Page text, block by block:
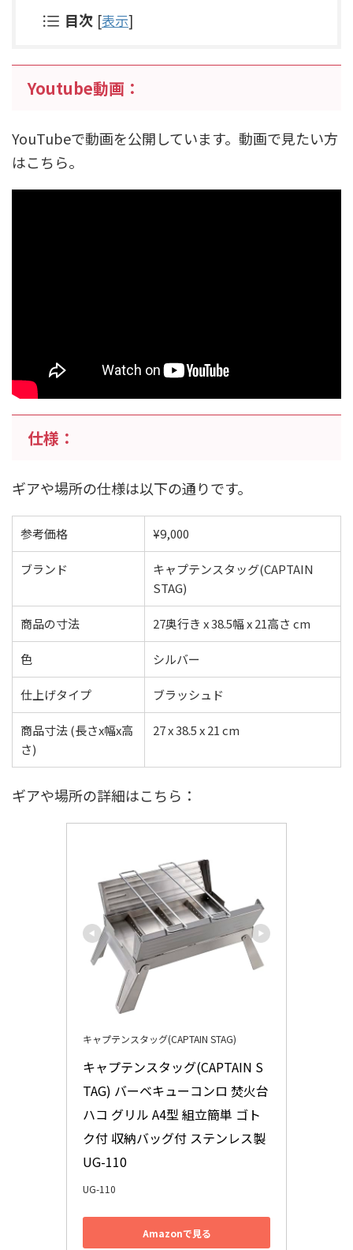
目次 [表示]
Youtube動画：
YouTubeで動画を公開しています。動画で見たい方
はこちら。
仕様：
ギアや場所の仕様は以下の通りです。
参考価格 ¥9,000
ブランド
キャプテンスタッグ(CAPTAIN
STAG)
商品の寸法 27奥行き x 38.5幅 x 21高さ cm
色 シルバー
仕上げタイプ ブラッシュド
商品寸法 (長さx幅x高
さ)
27 x 38.5 x 21 cm
ギアや場所の詳細はこちら：
キャプテンスタッグ(CAPTAIN STAG)
キャプテンスタッグ(CAPTAIN S
TAG) バーベキューコンロ 焚火台
ハコ グリル A4型 組立簡単 ゴト
ク付 収納バッグ付 ステンレス製
UG-110
UG-110
Amazonで見る